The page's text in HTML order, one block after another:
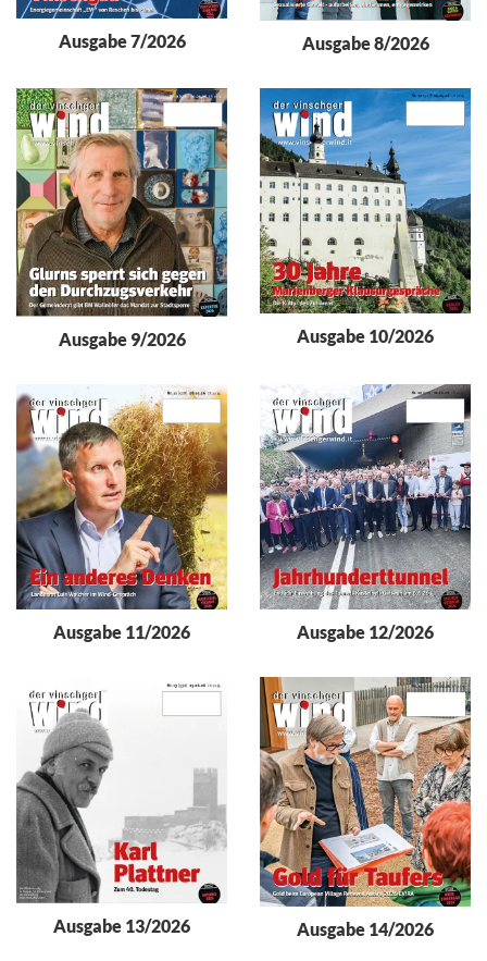
Ausgabe 7/2026 Ausgabe 8/2026
Ausgabe 9/2026 Ausgabe 10/2026
Ausgabe 11/2026 Ausgabe 12/2026
Ausgabe 13/2026 Ausgabe 14/2026